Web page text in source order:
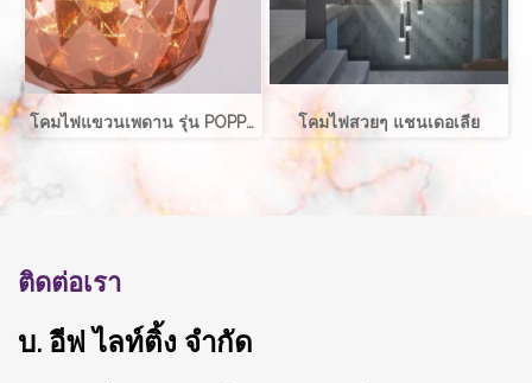
โคมไฟแขวนเพดาน รุ่น POPPIE EVE-00731 ขนาด 30x35 ซม. สำหรับใส่หลอด E27 จำนวน 1 ดวง โคมไฟสวยๆ แชนเดอเลีย
ติดต่อเรา
บ. อีฟ ไลท์ติ้ง จำกัด